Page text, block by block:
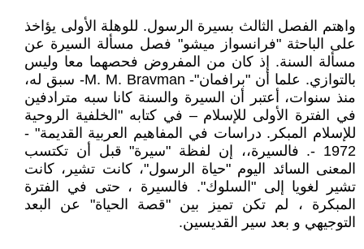
واهتم الفصل الثالث بسيرة الرسول. للوهلة الأولى يؤاخذ
على الباحثة "فرانسواز ميشو" فصل مسألة السيرة عن
مسألة السنة. إذ كان من المفروض فحصهما معا وليس
بالتوازي. علما أن "برافمان"- M. M. Bravman- سبق له،
منذ سنوات، أعتبر أن السيرة والسنة كانا سبه مترادفين
في الفترة الأولى للإسلام – في كتابه "الخلفية الروحية
للإسلام المبكر. دراسات في المفاهيم العربية القديمة" -
1972 -. فالسيرة،، إن لفظة "سيرة" قبل أن تكتسب
المعنى السائد اليوم "حياة الرسول"، كانت تشير، كانت
تشير لغويا إلى "السلوك". فالسيرة ، حتى في الفترة
المبكرة ، لم تكن تميز بين "قصة الحياة" عن البعد
التوجيهي و بعد سير القديسين.